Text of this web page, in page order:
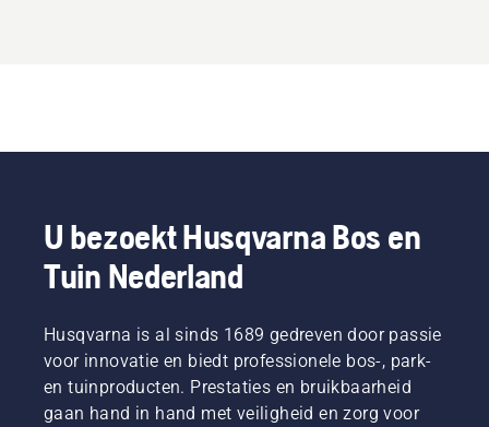
U bezoekt Husqvarna Bos en
Tuin Nederland
Husqvarna is al sinds 1689 gedreven door passie
voor innovatie en biedt professionele bos-, park-
en tuinproducten. Prestaties en bruikbaarheid
gaan hand in hand met veiligheid en zorg voor